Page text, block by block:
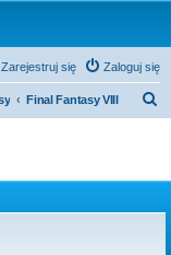
Zaloguj się
Zarejestruj się
Final Fantasy VIII